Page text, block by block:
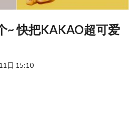
~ 快把KAKAO超可爱
日 15:10